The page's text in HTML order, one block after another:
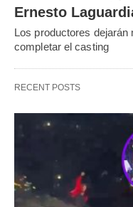
Ernesto
Los productores
completar el casting
RECENT POSTS